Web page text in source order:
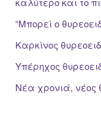
“Μπορεί ο
Καρκίνος
Υπέρηχος
Νέα χρονιά, νέος